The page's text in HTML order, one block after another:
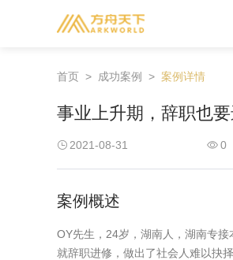
美国
首页 > 成功案例 > 案例详情
事业上升期，辞职也要
2021-08-31 0
案例概述
OY先生，24岁，湖南人，湖南专
就辞职进修，做出了社会人难以抉